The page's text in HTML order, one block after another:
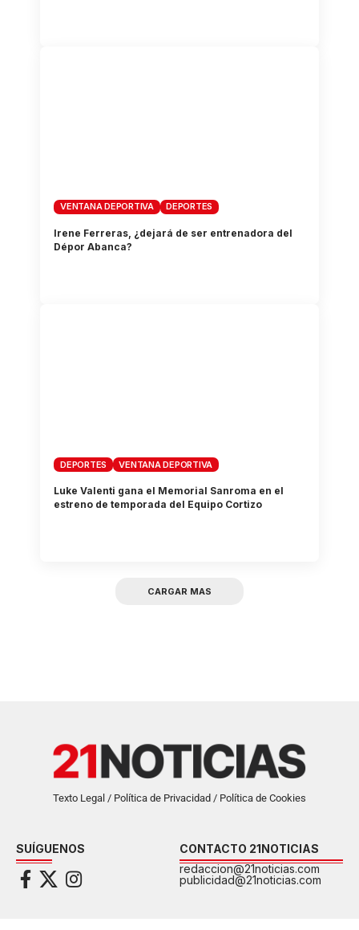
VENTANA DEPORTIVA DEPORTES
Irene Ferreras, ¿dejará de ser entrenadora del
Dépor Abanca?
DEPORTES VENTANA DEPORTIVA
Luke Valenti gana el Memorial Sanroma en el
estreno de temporada del Equipo Cortizo
CARGAR MAS
Texto Legal / Política de Privacidad / Política de Cookies
SUÍGUENOS
CONTACTO 21NOTICIAS
redaccion@21noticias.com
publicidad@21noticias.com